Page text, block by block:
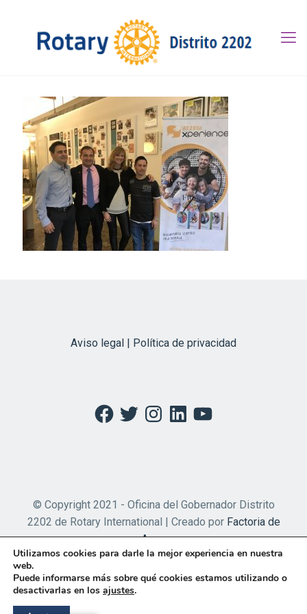
Aviso legal | Política de privacidad
Facebook
TwitterInstagramLinkedInYouTube
© Copyright 2021 - Oficina del Gobernador Distrito
2202 de Rotary International | Creado por Factoria de
Apps
Utilizamos cookies para darle la mejor experiencia en nuestra
web.
Puede informarse más sobre qué cookies estamos utilizando o
desactivarlas en los ajustes.